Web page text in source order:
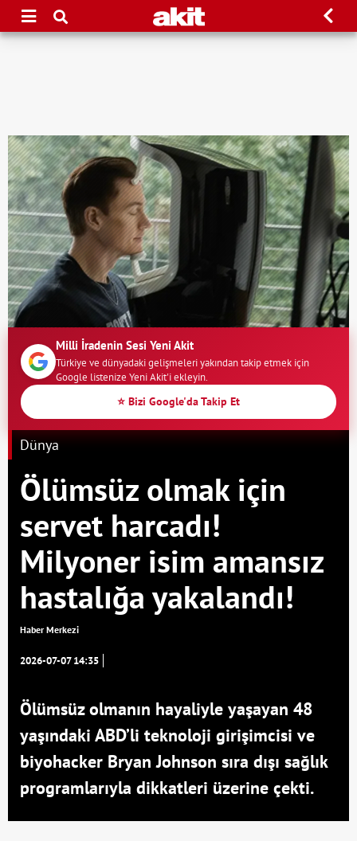
Milli İradenin Sesi Yeni Akit
Türkiye ve dünyadaki gelişmeleri yakından takip etmek için
Google listenize Yeni Akit'i ekleyin.
⭐ Bizi Google'da Takip Et
Dünya
Ölümsüz olmak için
servet harcadı!
Milyoner isim amansız
hastalığa yakalandı!
Haber Merkezi
2026-07-07 14:35
Ölümsüz olmanın hayaliyle yaşayan 48
yaşındaki ABD’li teknoloji girişimcisi ve
biyohacker Bryan Johnson sıra dışı sağlık
programlarıyla dikkatleri üzerine çekti.